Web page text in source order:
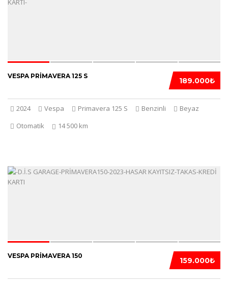
189.000₺
VESPA PRIMAVERA 125 S
2024 Vespa Primavera 125 S Benzinli
Beyaz
Otomatik
14 500 km
5
159.000₺
VESPA PRIMAVERA 150